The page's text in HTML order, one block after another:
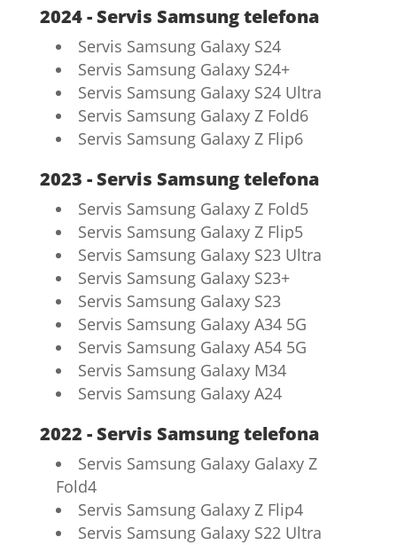
2024 - Servis Samsung telefona
Servis Samsung Galaxy S24
Servis Samsung Galaxy S24+
Servis Samsung Galaxy S24 Ultra
Servis Samsung Galaxy Z Fold6
Servis Samsung Galaxy Z Flip6
2023 - Servis Samsung telefona
Servis Samsung Galaxy Z Fold5
Servis Samsung Galaxy Z Flip5
Servis Samsung Galaxy S23 Ultra
Servis Samsung Galaxy S23+
Servis Samsung Galaxy S23
Servis Samsung Galaxy A34 5G
Servis Samsung Galaxy A54 5G
Servis Samsung Galaxy M34
Servis Samsung Galaxy A24
2022 - Servis Samsung telefona
Servis Samsung Galaxy Galaxy Z
Fold4
Servis Samsung Galaxy Z Flip4
Servis Samsung Galaxy S22 Ultra